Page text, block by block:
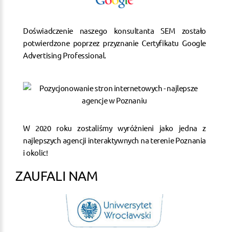
Doświadczenie naszego konsultanta SEM zostało
potwierdzone poprzez przyznanie Certyfikatu Google
Advertising Professional.
W 2020 roku zostaliśmy wyróżnieni jako jedna z
najlepszych agencji interaktywnych na terenie Poznania
i okolic!
ZAUFALI NAM